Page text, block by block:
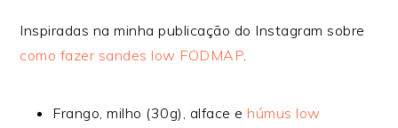
Inspiradas na minha publicação do Instagram sobre
como fazer sandes low FODMAP.
Frango, milho (30g), alface e húmus low